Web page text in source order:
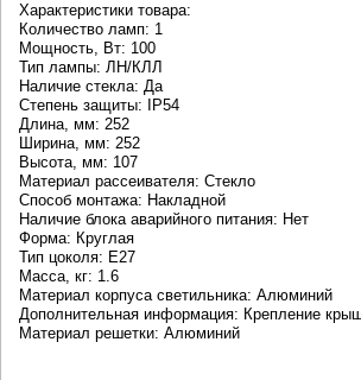
Характеристики товара:
Количество ламп: 1
Мощность, Вт: 100
Тип лампы: ЛН/КЛЛ
Наличие стекла: Да
Степень защиты: IP54
Длина, мм: 252
Ширина, мм: 252
Высота, мм: 107
Материал рассеивателя: Стекло
Способ монтажа: Накладной
Наличие блока аварийного питания: Нет
Форма: Круглая
Тип цоколя: E27
Масса, кг: 1.6
Материал корпуса светильника: Алюминий
Дополнительная информация: Крепление
Материал решетки: Алюминий